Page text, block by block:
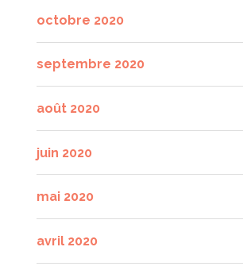
octobre 2020
septembre 2020
août 2020
juin 2020
mai 2020
avril 2020